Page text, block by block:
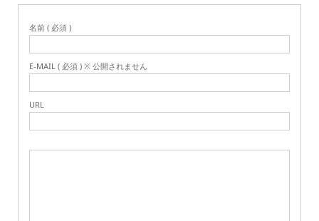
名前 ( 必須 )
E-MAIL ( 必須 ) ※ 公開されません
URL